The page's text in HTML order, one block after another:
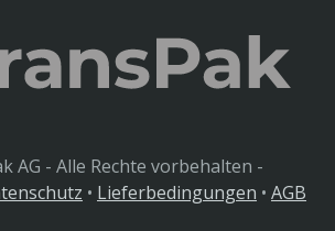
AG - Alle Rechte vorbehalten -
• Lieferbedingungen • AGB